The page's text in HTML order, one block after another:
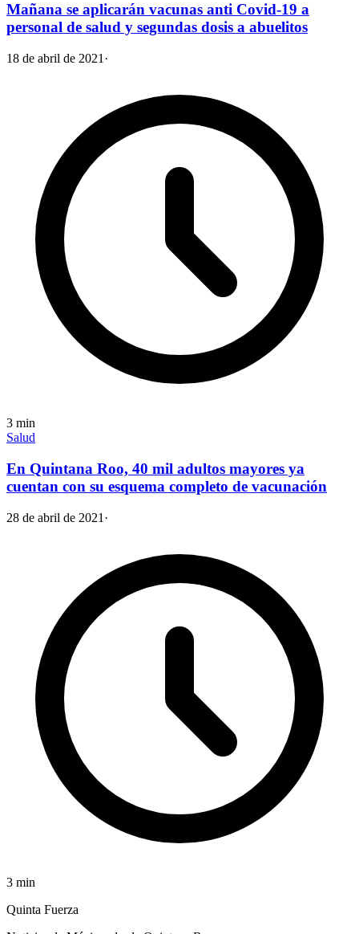
Mañana se aplicarán vacunas anti Covid-19 a
personal de salud y segundas dosis a abuelitos
18 de abril de 2021 ·
3 min
Salud
En Quintana Roo, 40 mil adultos mayores ya
cuentan con su esquema completo de vacunación
28 de abril de 2021 ·
3 min
Quinta Fuerza